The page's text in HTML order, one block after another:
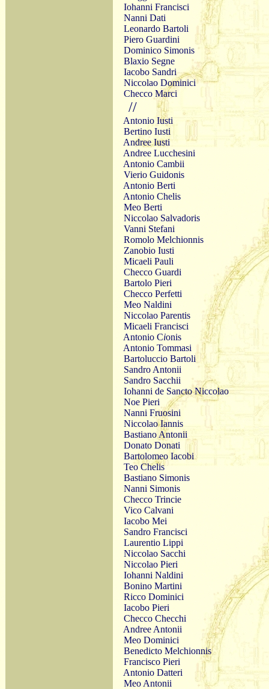
Iohanni Francisci
Nanni Dati
Leonardo Bartoli
Piero Guardini
Dominico Simonis
Blaxio Segne
Iacobo Sandri
Niccolao Dominici
Checco Marci
//
Antonio Iusti
Bertino Iusti
Andree Iusti
Andree Lucchesini
Antonio Cambii
Vierio Guidonis
Antonio Berti
Antonio Chelis
Meo Berti
Niccolao Salvadoris
Vanni Stefani
Romolo Melchionnis
Zanobio Iusti
Micaeli Pauli
Checco Guardi
Bartolo Pieri
Checco Perfetti
Meo Naldini
Niccolao Parentis
Micaeli Francisci
Antonio Cionis
Antonio Tommasi
Bartoluccio Bartoli
Sandro Antonii
Sandro Sacchii
Iohanni de Sancto Niccolao
Noe Pieri
Nanni Fruosini
Niccolao Iannis
Bastiano Antonii
Donato Donati
Bartolomeo Iacobi
Teo Chelis
Bastiano Simonis
Nanni Simonis
Checco Trincie
Vico Calvani
Iacobo Mei
Sandro Francisci
Laurentio Lippi
Niccolao Sacchi
Niccolao Pieri
Iohanni Naldini
Bonino Martini
Ricco Dominici
Iacobo Pieri
Checco Checchi
Andree Antonii
Meo Dominici
Benedicto Melchionnis
Francisco Pieri
Antonio Datteri
Meo Antonii